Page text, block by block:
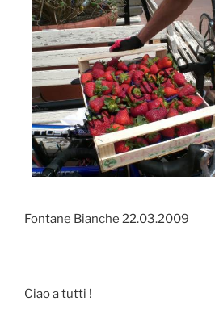
Fontane Bianche 22.03.2009
Ciao a tutti !